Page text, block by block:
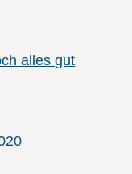
alles gut